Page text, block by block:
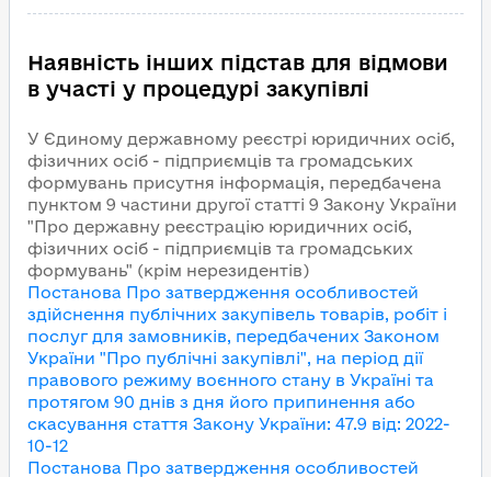
Наявність інших підстав для відмови
в участі у процедурі закупівлі
У Єдиному державному реєстрі юридичних осіб,
фізичних осіб - підприємців та громадських
формувань присутня інформація, передбачена
пунктом 9 частини другої статті 9 Закону України
"Про державну реєстрацію юридичних осіб,
фізичних осіб - підприємців та громадських
формувань" (крім нерезидентів)
Постанова Про затвердження особливостей
здійснення публічних закупівель товарів, робіт і
послуг для замовників, передбачених Законом
України "Про публічні закупівлі", на період дії
правового режиму воєнного стану в Україні та
протягом 90 днів з дня його припинення або
скасування стаття Закону України: 47.9 від: 2022-
10-12
Постанова Про затвердження особливостей